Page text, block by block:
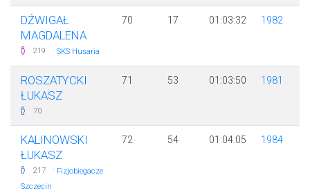
DŹWIGAŁ
MAGDALENA
219 · SKS Husaria
70 17 01:03:32 1982
ROSZATYCKI
ŁUKASZ
70
71 53 01:03:50 1981
KALINOWSKI
ŁUKASZ
217 · Fizjobiegacze
Szczecin
72 54 01:04:05 1984